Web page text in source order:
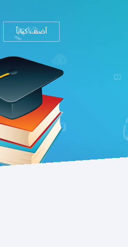
أضف كتاباً